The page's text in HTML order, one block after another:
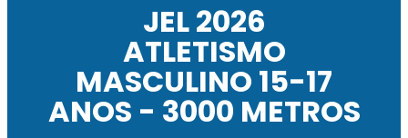
JEL 2026
ATLETISMO
MASCULINO 15-17
ANOS - 3000 METROS